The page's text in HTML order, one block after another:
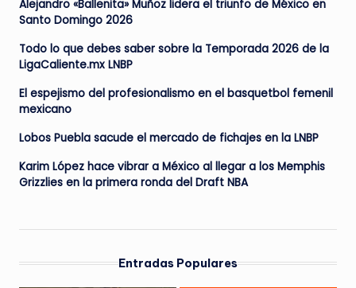
Alejandro «Ballenita» Muñoz lidera el triunfo de México en
Santo Domingo 2026
Todo lo que debes saber sobre la Temporada 2026 de la
LigaCaliente.mx LNBP
El espejismo del profesionalismo en el basquetbol femenil
mexicano
Lobos Puebla sacude el mercado de fichajes en la LNBP
Karim López hace vibrar a México al llegar a los Memphis
Grizzlies en la primera ronda del Draft NBA
Entradas Populares